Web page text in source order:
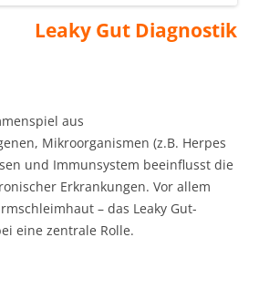
Leaky Gut Diagnostik
aus
Mikroorganismen (z.B. Herpes
und Immunsystem beeinflusst die
Erkrankungen. Vor allem
– das Leaky Gut-
eine zentrale Rolle.